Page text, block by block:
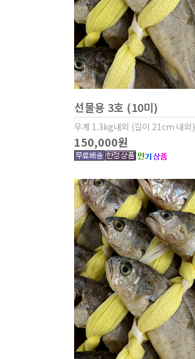
선물용 3호 (10미)
무게 1.3kg내외 (길이 21cm 내외)
150,000원